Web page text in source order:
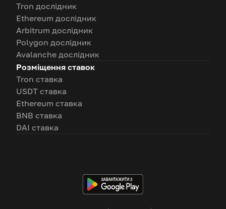
Tron дослідник
Ethereum дослідник
Arbitrum дослідник
Polygon дослідник
Avalanche дослідник
Розміщення ставок
Tron ставка
USDT ставка
Ethereum ставка
BNB ставка
DAI ставка